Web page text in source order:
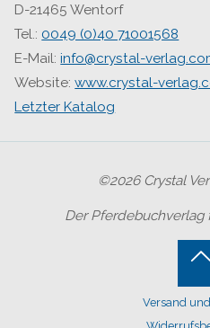
D-21465 Wentorf
Tel.: 0049 (0)40 71001568
E-Mail:info@crystal-
Website:www.crystal-
Letzter Katalog
©2026 Crystal
Der
Versand